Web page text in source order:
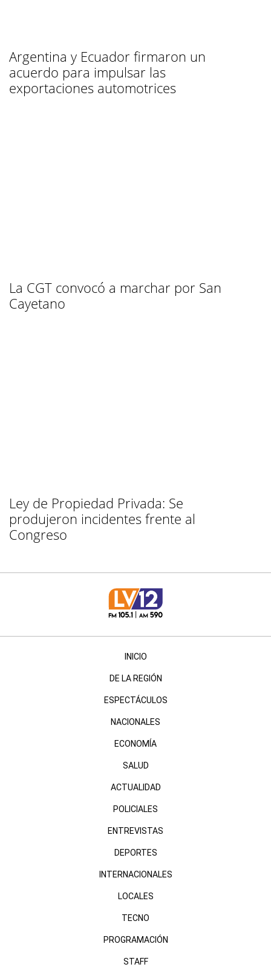
Argentina y Ecuador firmaron un
acuerdo para impulsar las
exportaciones automotrices
La CGT convocó a marchar por San
Cayetano
Ley de Propiedad Privada: Se
produjeron incidentes frente al
Congreso
INICIO
DE LA REGIÓN
ESPECTÁCULOS
NACIONALES
ECONOMÍA
SALUD
ACTUALIDAD
POLICIALES
ENTREVISTAS
DEPORTES
INTERNACIONALES
LOCALES
TECNO
PROGRAMACIÓN
STAFF